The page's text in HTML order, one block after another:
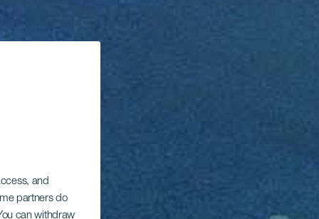
and
partners do
can withdraw